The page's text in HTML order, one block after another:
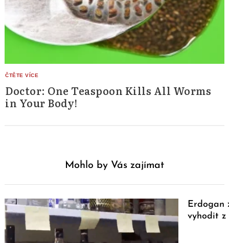
Doctor: One Teaspoon Kills All Worms
in Your Body!
Mohlo by Vás zajímat
Erdogan
vyhodit z